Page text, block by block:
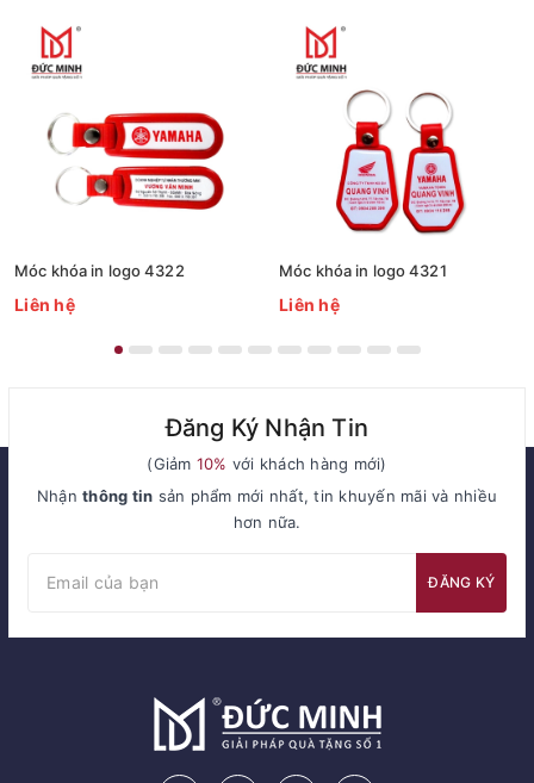
Móc khóa in logo 4322
Liên hệ
Móc khóa in logo 4321
Liên hệ
Đăng Ký Nhận Tin
(Giảm 10% với khách hàng mới)
Nhậnthông tin sản phẩm mới nhất, tin khuyến mãi và nhiều
hơn nữa.
ĐĂNG KÝ